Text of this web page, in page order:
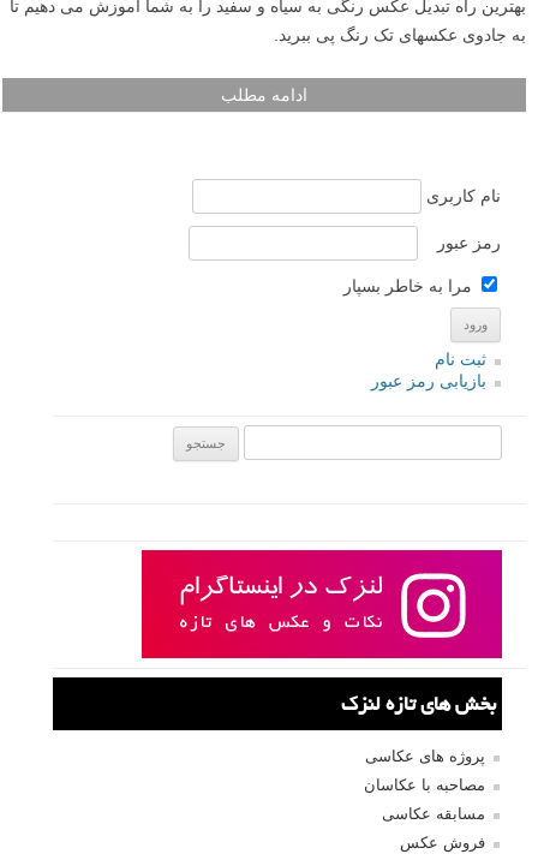
بهترین راه تبدیل عکس رنگی به سیاه و سفید را به شما آموزش می دهیم تا
به جادوی عکسهای تک رنگ پی ببرید.
ادامه مطلب
نام کاربری
رمز عبور
مرا به خاطر بسپار
ثبت نام
بازیابی رمز عبور
بخش های تازه لنزک
پروژه های عکاسی
مصاحبه با عکاسان
مسابقه عکاسی
فروش عکس